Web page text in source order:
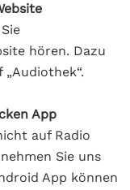
hören. Dazu
App
auf Radio
Sie uns
App können